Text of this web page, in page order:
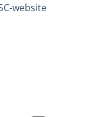
website